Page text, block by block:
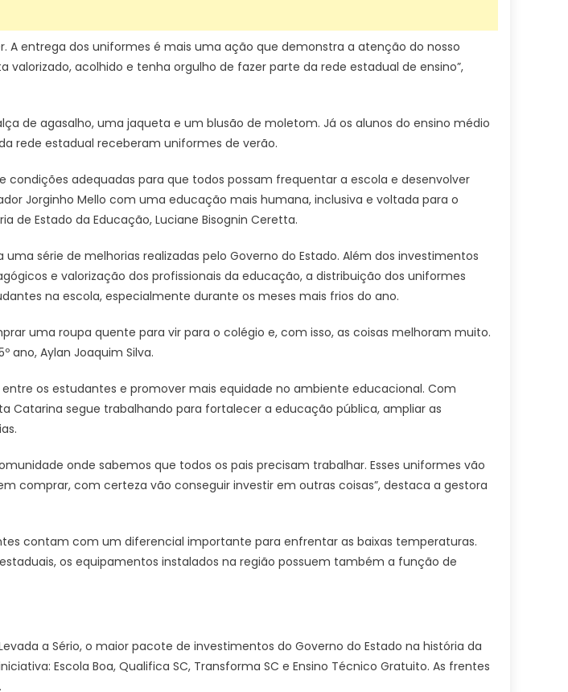
A entrega dos uniformes é mais uma ação que demonstra a atenção do nosso
acolhido e tenha orgulho de fazer parte da rede estadual de ensino”,
de agasalho, uma jaqueta e um blusão de moletom. Já os alunos do ensino médio
rede estadual receberam uniformes de verão.
adequadas para que todos possam frequentar a escola e desenvolver
Jorginho Mello com uma educação mais humana, inclusiva e voltada para o
de Estado da Educação, Luciane Bisognin Ceretta.
série de melhorias realizadas pelo Governo do Estado. Além dos investimentos
e valorização dos profissionais da educação, a distribuição dos uniformes
na escola, especialmente durante os meses mais frios do ano.
uma roupa quente para vir para o colégio e, com isso, as coisas melhoram muito.
ano, Aylan Joaquim Silva.
os estudantes e promover mais equidade no ambiente educacional. Com
Catarina segue trabalhando para fortalecer a educação pública, ampliar as
onde sabemos que todos os pais precisam trabalhar. Esses uniformes vão
comprar, com certeza vão conseguir investir em outras coisas”, destaca a gestora
contam com um diferencial importante para enfrentar as baixas temperaturas.
os equipamentos instalados na região possuem também a função de
a Sério, o maior pacote de investimentos do Governo do Estado na história da
Escola Boa, Qualifica SC, Transforma SC e Ensino Técnico Gratuito. As frentes